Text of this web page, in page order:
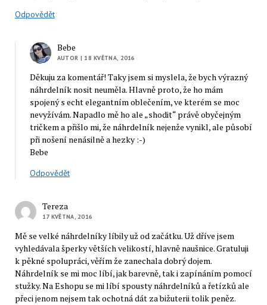
Odpovědět
Bebe
AUTOR | 18 KVĚTNA, 2016
Děkuju za komentář! Taky jsem si myslela, že bych výrazný
náhrdelník nosit neuměla. Hlavně proto, že ho mám
spojený s echt elegantním oblečením, ve kterém se moc
nevyžívám. Napadlo mě ho ale „shodit“ právě obyčejným
tričkem a přišlo mi, že náhrdelník nejenže vynikl, ale působí
při nošení nenásilně a hezky :-)
Bebe
Odpovědět
Tereza
17 KVĚTNA, 2016
Mě se velké náhrdelníky líbily už od začátku. Už dříve jsem
vyhledávala šperky větších velikostí, hlavně naušnice. Gratuluji
k pěkné spolupráci, věřím že zanechala dobrý dojem.
Náhrdelník se mi moc líbí, jak barevně, tak i zapínáním pomocí
stužky. Na Eshopu se mi líbí spousty náhrdelníků a řetízků ale
přeci jenom nejsem tak ochotná dát za bižuterii tolik peněz.